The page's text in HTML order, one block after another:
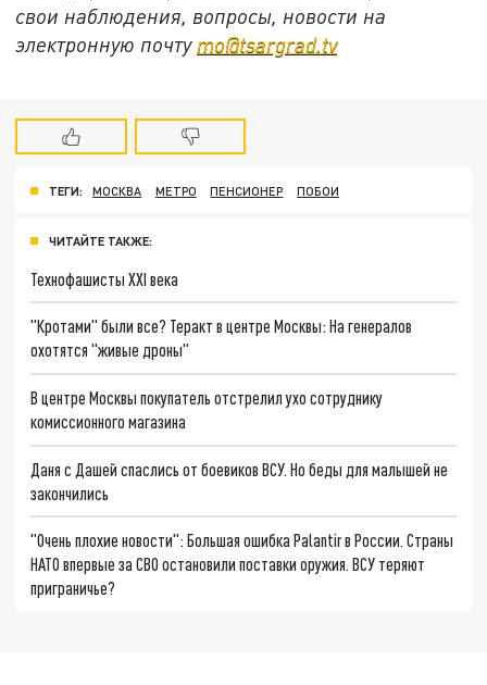
свои наблюдения, вопросы, новости на
электронную почту mo@tsargrad.tv
ТЕГИ: МОСКВА МЕТРО ПЕНСИОНЕР ПОБОИ
ЧИТАЙТЕ ТАКЖЕ:
Технофашисты XXI века
"Кротами" были все? Теракт в центре Москвы: На генералов
охотятся "живые дроны"
В центре Москвы покупатель отстрелил ухо сотруднику
комиссионного магазина
Даня с Дашей спаслись от боевиков ВСУ. Но беды для малышей не
закончились
"Очень плохие новости": Большая ошибка Palantir в России. Страны
НАТО впервые за СВО остановили поставки оружия. ВСУ теряют
приграничье?